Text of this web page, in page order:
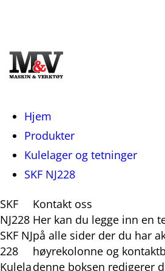
Du
Hjem
Produkter
Kulelager og tetninger
SKF NJ228
SKF
NJ228
SKF NJ
228
Kulela
Kontakt oss
Her kan du legge inn en
på alle sider der du har
høyrekolonne og
denne boksen redigerer